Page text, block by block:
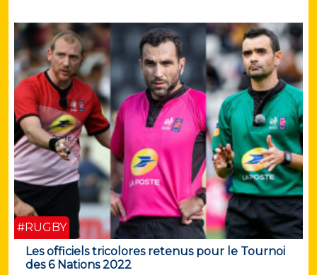
#RUGBY
Les officiels tricolores retenus pour le Tournoi
des 6 Nations 2022